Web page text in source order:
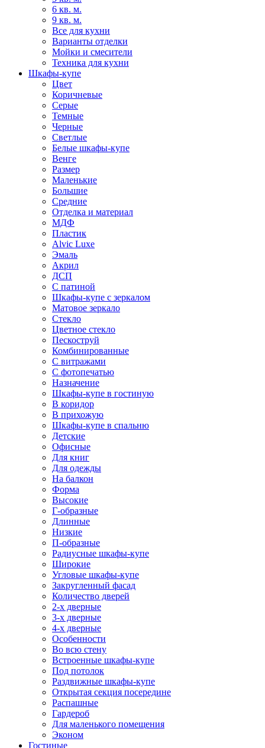
6 кв. м.
9 кв. м.
Все для кухни
Варианты отделки
Мойки и смесители
Техника для кухни
Шкафы-купе
Цвет
Коричневые
Серые
Темные
Черные
Светлые
Белые шкафы-купе
Венге
Размер
Маленькие
Большие
Средние
Отделка и материал
МДФ
Пластик
Alvic Luxe
Эмаль
Акрил
ДСП
С патиной
Шкафы-купе с зеркалом
Матовое зеркало
Стекло
Цветное стекло
Пескоструй
Комбинированные
С витражами
С фотопечатью
Назначение
Шкафы-купе в гостиную
В коридор
В прихожую
Шкафы-купе в спальню
Детские
Офисные
Для книг
Для одежды
На балкон
Форма
Высокие
Г-образные
Длинные
Низкие
П-образные
Радиусные шкафы-купе
Широкие
Угловые шкафы-купе
Закругленный фасад
Количество дверей
2-х дверные
3-х дверные
4-х дверные
Особенности
Во всю стену
Встроенные шкафы-купе
Под потолок
Раздвижные шкафы-купе
Открытая секция посередине
Распашные
Гардероб
Для маленького помещения
Эконом
Гостиные